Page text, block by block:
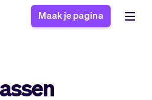
Software voor
Maak je pagina